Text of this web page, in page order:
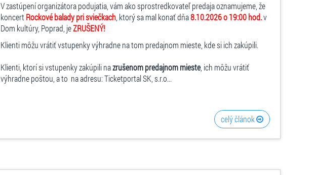
V zastúpení organizátora podujatia, vám ako sprostredkovateľ predaja oznamujeme, že
koncert Rockové balady pri sviečkach , ktorý sa mal konať dňa8.10.2026 o 19:00 hod.v
Dom kultúry, Poprad, jeZRUŠENÝ!
Klienti môžu vrátiť vstupenky výhradne na tom predajnom mieste, kde si ich zakúpili.
Klienti, ktorí si vstupenky zakúpili nazrušenom predajnom mieste, ich môžu vrátiť
výhradne poštou, a to na adresu: Ticketportal SK, s.r.o...
celý článok